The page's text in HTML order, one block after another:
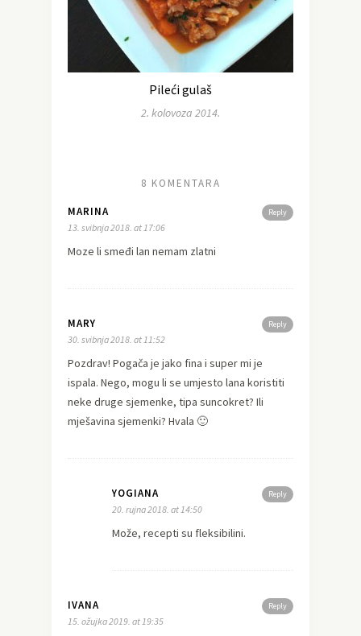
Pileći gulaš
2. kolovoza 2014.
8 KOMENTARA
Reply
MARINA
13. svibnja 2018. at 17:06
Moze li smeđi lan nemam zlatni
Reply
MARY
30. svibnja 2018. at 11:52
Pozdrav! Pogača je jako fina i super mi je
ispala. Nego, mogu li se umjesto lana koristiti
neke druge sjemenke, tipa suncokret? Ili
mješavina sjemenki? Hvala 🙂
Reply
YOGIANA
20. rujna 2018. at 14:50
Može, recepti su fleksibilini.
Reply
IVANA
15. ožujka 2019. at 19:35